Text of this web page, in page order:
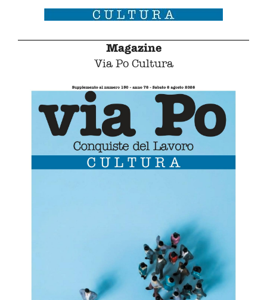
Magazine
Via Po Cultura